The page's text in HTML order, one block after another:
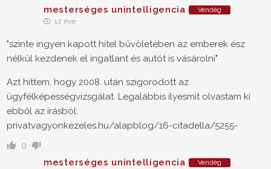
mesterséges unintelligencia Vendég
12 éve
"szinte ingyen kapott hitel bűvöletében az emberek ész
nélkül kezdenek el ingatlant és autót is vásárolni"
Azt hittem, hogy 2008. után szigorodott az
ügyfélképességvizsgálat. Legalábbis ilyesmit olvastam ki
ebből az írásból:
privatvagyonkezeles.hu/alapblog/16-citadella/5255-
0
mesterséges unintelligencia Vendég